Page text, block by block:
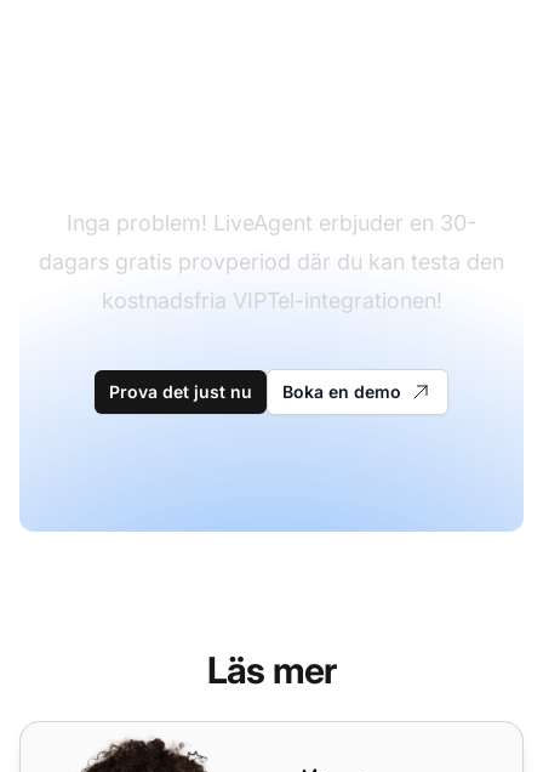
Inga problem! LiveAgent erbjuder en 30-
dagars gratis provperiod där du kan testa den
kostnadsfria VIPTel-integrationen!
Prova det just nu Boka en demo
Läs mer
VNet